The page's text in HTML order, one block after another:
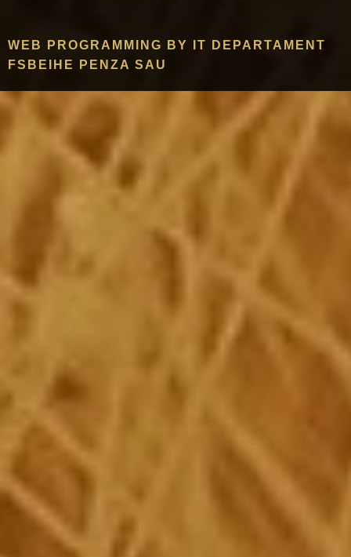
WEB PROGRAMMING BY IT DEPARTAMENT
FSBEIHE PENZA SAU